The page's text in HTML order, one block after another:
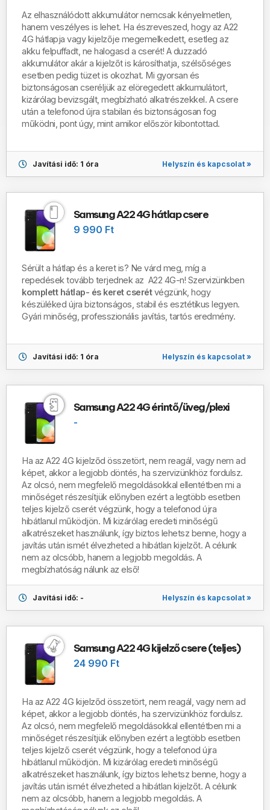
Az elhasználódott akkumulátor nemcsak kényelmetlen,
hanem veszélyes is lehet. Ha észreveszed, hogy az A22
4G hátlapja vagy kijelzője megemelkedett, esetleg az
akku felpuffadt, ne halogasd a cserét! A duzzadó
akkumulátor akár a kijelzőt is károsíthatja, szélsőséges
esetben pedig tüzet is okozhat. Mi gyorsan és
biztonságosan cseréljük az elöregedett akkumulátort,
kizárólag bevizsgált, megbízható alkatrészekkel. A csere
után a telefonod újra stabilan és biztonságosan fog
működni, pont úgy, mint amikor először kibontottad.
Javítási idő: 1 óra Helyszín és kapcsolat »
Samsung A22 4G hátlap csere
9 990 Ft
Sérült a hátlap és a keret is? Ne várd meg, míg a
repedések tovább terjednek az A22 4G-n! Szervizünkben
komplett hátlap- és keret cserétvégzünk, hogy
készüléked újra biztonságos, stabil és esztétikus legyen.
Gyári minőség, professzionális javítás, tartós eredmény.
Javítási idő: 1 óra Helyszín és kapcsolat »
Samsung A22 4G érintő/üveg/plexi
-
Ha az A22 4G kijelződ összetört, nem reagál, vagy nem ad
képet, akkor a legjobb döntés, ha szervizünkhöz fordulsz.
Az olcsó, nem megfelelő megoldásokkal ellentétben mi a
minőséget részesítjük előnyben ezért a legtöbb esetben
teljes kijelző cserét végzünk, hogy a telefonod újra
hibátlanul működjön. Mi kizárólag eredeti minőségű
alkatrészeket használunk, így biztos lehetsz benne, hogy a
javítás után ismét élvezheted a hibátlan kijelzőt. A célunk
nem az olcsóbb, hanem a legjobb megoldás. A
megbízhatóság nálunk az első!
Javítási idő: - Helyszín és kapcsolat »
Samsung A22 4G kijelző csere (teljes)
24 990 Ft
Ha az A22 4G kijelződ összetört, nem reagál, vagy nem ad
képet, akkor a legjobb döntés, ha szervizünkhöz fordulsz.
Az olcsó, nem megfelelő megoldásokkal ellentétben mi a
minőséget részesítjük előnyben ezért a legtöbb esetben
teljes kijelző cserét végzünk, hogy a telefonod újra
hibátlanul működjön. Mi kizárólag eredeti minőségű
alkatrészeket használunk, így biztos lehetsz benne, hogy a
javítás után ismét élvezheted a hibátlan kijelzőt. A célunk
nem az olcsóbb, hanem a legjobb megoldás. A